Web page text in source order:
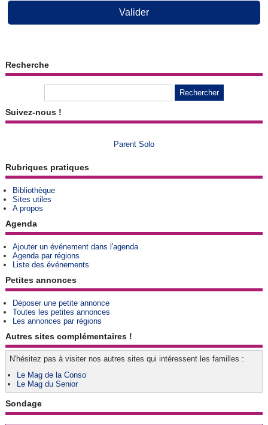
Valider
Recherche
Suivez-nous !
Parent Solo
Rubriques pratiques
Bibliothèque
Sites utiles
A propos
Agenda
Ajouter un événement dans l'agenda
Agenda par régions
Liste des événements
Petites annonces
Déposer une petite annonce
Toutes les petites annonces
Les annonces par régions
Autres sites complémentaires !
N'hésitez pas à visiter nos autres sites qui intéressent les familles :
Le Mag de la Conso
Le Mag du Senior
Sondage